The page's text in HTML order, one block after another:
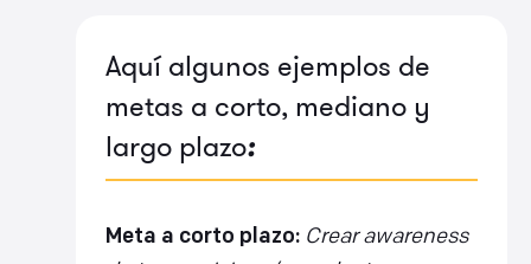
Aquí algunos ejemplos de
metas a corto, mediano y
largo plazo:
Meta a corto plazo: Crear awareness